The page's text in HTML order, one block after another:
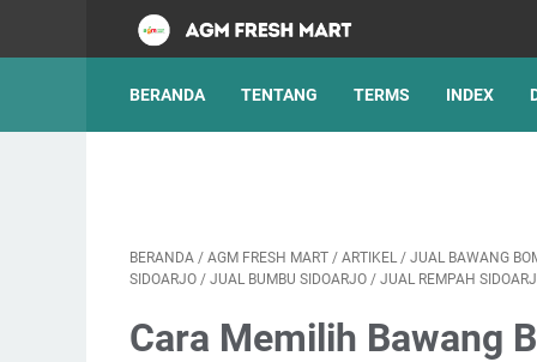
BERANDA TENTANG TERMS INDEX
BERANDA / AGM FRESH MART / ARTIKEL / JUAL BAWANG
SIDOARJO / JUAL BUMBU SIDOARJO / JUAL REMPAH
Cara Memilih Bawang